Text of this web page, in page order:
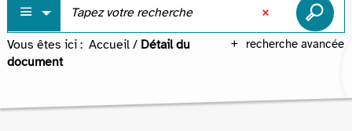
recherche avancée
Vous êtes ici : Accueil / Détail du
document